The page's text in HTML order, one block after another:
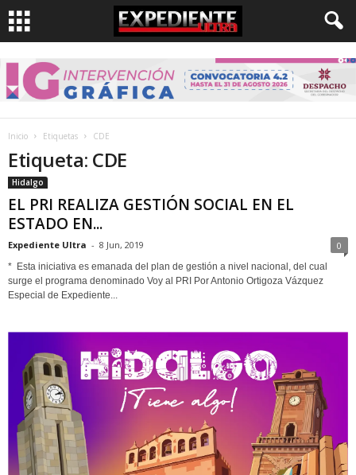
Inicio Etiquetas CDE
Etiqueta: CDE
Hidalgo
EL PRI REALIZA GESTIÓN SOCIAL EN EL
ESTADO EN...
Expediente Ultra - 8 Jun, 2019 0
* Esta iniciativa es emanada del plan de gestión a nivel nacional, del cual
surge el programa denominado Voy al PRI Por Antonio Ortigoza Vázquez
Especial de Expediente...